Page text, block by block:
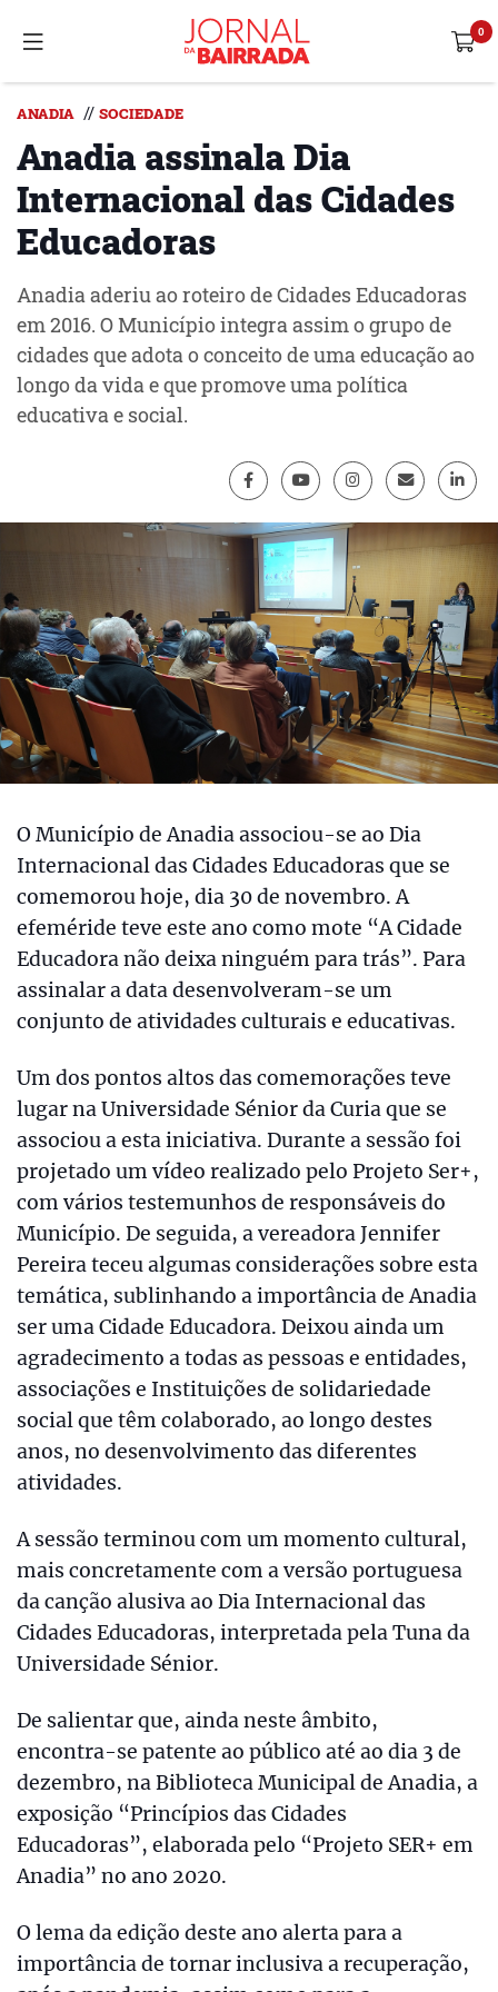
ANADIA // SOCIEDADE
Anadia assinala Dia
Internacional das Cidades
Educadoras
Anadia aderiu ao roteiro de Cidades Educadoras
em 2016. O Município integra assim o grupo de
cidades que adota o conceito de uma educação ao
longo da vida e que promove uma política
educativa e social.
O Município de Anadia associou-se ao Dia
Internacional das Cidades Educadoras que se
comemorou hoje, dia 30 de novembro. A
efeméride teve este ano como mote “A Cidade
Educadora não deixa ninguém para trás”. Para
assinalar a data desenvolveram-se um
conjunto de atividades culturais e educativas.
Um dos pontos altos das comemorações teve
lugar na Universidade Sénior da Curia que se
associou a esta iniciativa. Durante a sessão foi
projetado um vídeo realizado pelo Projeto Ser+,
com vários testemunhos de responsáveis do
Município. De seguida, a vereadora Jennifer
Pereira teceu algumas considerações sobre esta
temática, sublinhando a importância de Anadia
ser uma Cidade Educadora. Deixou ainda um
agradecimento a todas as pessoas e entidades,
associações e Instituições de solidariedade
social que têm colaborado, ao longo destes
anos, no desenvolvimento das diferentes
atividades.
A sessão terminou com um momento cultural,
mais concretamente com a versão portuguesa
da canção alusiva ao Dia Internacional das
Cidades Educadoras, interpretada pela Tuna da
Universidade Sénior.
De salientar que, ainda neste âmbito,
encontra-se patente ao público até ao dia 3 de
dezembro, na Biblioteca Municipal de Anadia, a
exposição “Princípios das Cidades
Educadoras”, elaborada pelo “Projeto SER+ em
Anadia” no ano 2020.
O lema da edição deste ano alerta para a
importância de tornar inclusiva a recuperação,